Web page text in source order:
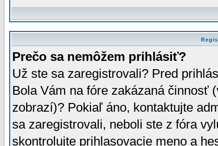
Prečo sa nemôžem prihlásiť?
Už ste sa zaregistrovali? Pred
Bola Vám na fóre zakázaná činnosť
zobrazí)? Pokiaľ áno, kontaktujte
sa zaregistrovali, neboli ste z fóra
skontrolujte prihlasovacie meno a